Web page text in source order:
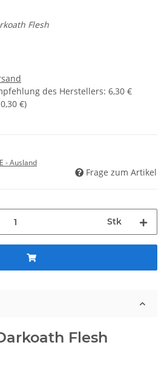
Flesh
des Herstellers: 6,30 €
0,30 €)
- Ausland
Frage zum Artikel
Stk
Flesh